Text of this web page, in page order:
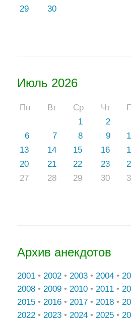
29
30
Июль 2026
Пн Вт Ср Чт
1
2
6
7 8 9
13
14 15 16
20
21 22 23
27
28 29 30
Архив анекдотов
2001 • 2002 • 2003 • 2004 •
2008 • 2009 • 2010 • 2011 •
2015 • 2016 • 2017 • 2018 •
2022 • 2023 • 2024 • 2025 •